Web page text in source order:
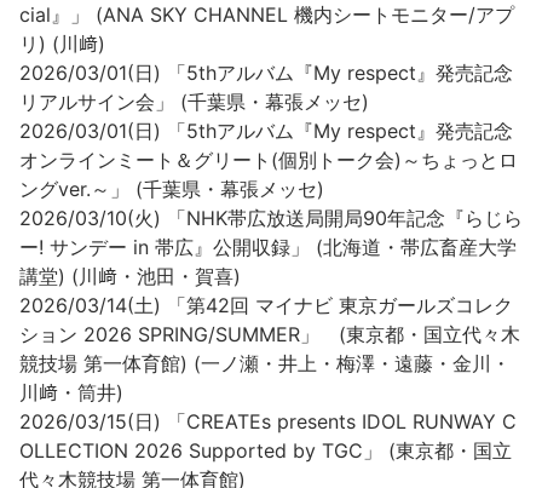
cial』」 (ANA SKY CHANNEL 機内シートモニター/アプ
リ) (川﨑)
2026/03/01(日) 「5thアルバム『My respect』発売記念
リアルサイン会」 (千葉県・幕張メッセ)
2026/03/01(日) 「5thアルバム『My respect』発売記念
オンラインミート＆グリート(個別トーク会)～ちょっとロ
ングver.～」 (千葉県・幕張メッセ)
2026/03/10(火) 「NHK帯広放送局開局90年記念『らじら
ー! サンデー in 帯広』公開収録」 (北海道・帯広畜産大学
講堂) (川﨑・池田・賀喜)
2026/03/14(土) 「第42回 マイナビ 東京ガールズコレク
ション 2026 SPRING/SUMMER」 (東京都・国⽴代々⽊
競技場 第⼀体育館) (一ノ瀬・井上・梅澤・遠藤・金川・
川﨑・筒井)
2026/03/15(日) 「CREATEs presents IDOL RUNWAY C
OLLECTION 2026 Supported by TGC」 (東京都・国立
代々木競技場 第一体育館)